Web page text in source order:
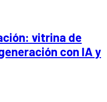
vitrina de
con IA y